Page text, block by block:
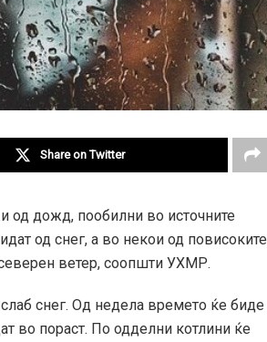
Share on Twitter
од дожд, пообилни во источните
од снег, а во некои од повисоките
ветер, соопшти УХМР.
снег. Од недела времето ќе биде
во пораст. По одделни котлини ќе